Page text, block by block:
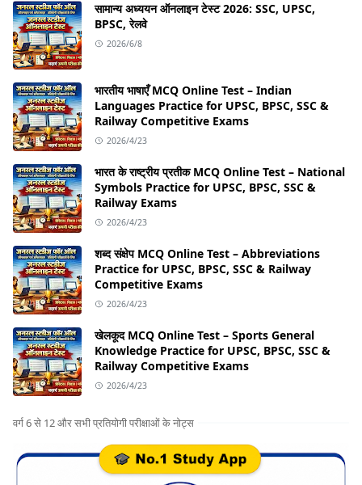
सामान्य अध्ययन ऑनलाइन टेस्ट 2026: SSC, UPSC,
BPSC, रेलवे
2026/6/8
भारतीय भाषाएँ MCQ Online Test – Indian
Languages Practice for UPSC, BPSC, SSC &
Railway Competitive Exams
2026/4/23
भारत के राष्ट्रीय प्रतीक MCQ Online Test – National
Symbols Practice for UPSC, BPSC, SSC &
Railway Exams
2026/4/23
शब्द संक्षेप MCQ Online Test – Abbreviations
Practice for UPSC, BPSC, SSC & Railway
Competitive Exams
2026/4/23
खेलकूद MCQ Online Test – Sports General
Knowledge Practice for UPSC, BPSC, SSC &
Railway Competitive Exams
2026/4/23
वर्ग 6 से 12 और सभी प्रतियोगी परीक्षाओं के नोट्स